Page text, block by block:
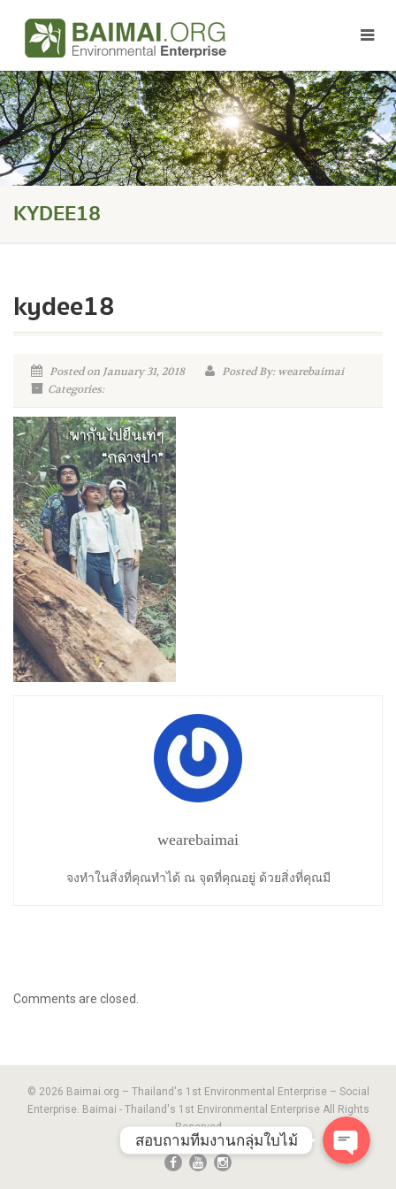
KYDEE18
kydee18
Posted on January 31, 2018
Posted By: wearebaimai
Categories:
wearebaimai
จงทำในสิ่งที่คุณทำได้ ณ จุดที่คุณอยู่ ด้วยสิ่งที่คุณมี
Comments are closed.
© 2026 Baimai.org – Thailand's 1st Environmental Enterprise – Social
Enterprise. Baimai - Thailand's 1st Environmental Enterprise All Rights
Reserved
สอบถามทีมงานกลุ่มใบไม้